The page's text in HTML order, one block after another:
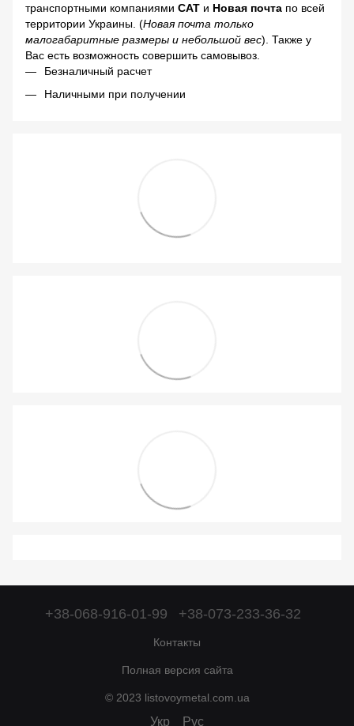
транспортными компаниями САТ и Новая почта по всей
территории Украины. (Новая почта только
малогабаритные размеры и небольшой вес). Также у
Вас есть возможность совершить самовывоз.
Безналичный расчет
Наличными при получении
+38-068-916-01-99 +38-073-233-36-32
Контакты
Полная версия сайта
© 2023 listovoymetal.com.ua
Укр Рус